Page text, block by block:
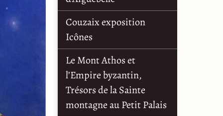
Couzaix exposition
Icônes
Le Mont Athos et
l’Empire byzantin,
Trésors de la Sainte
montagne au Petit Palais